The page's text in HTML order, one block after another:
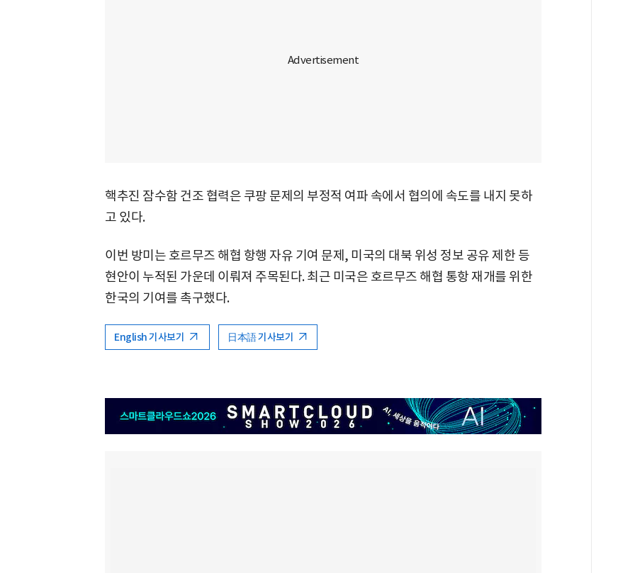
핵추진 잠수함 건조 협력은 쿠팡 문제의 부정적 여파 속에서 협의에 속도를 내지 못하
고 있다.
이번 방미는 호르무즈 해협 항행 자유 기여 문제, 미국의 대북 위성 정보 공유 제한 등
현안이 누적된 가운데 이뤄져 주목된다. 최근 미국은 호르무즈 해협 통항 재개를 위한
한국의 기여를 촉구했다.
English 기사보기 日本語 기사보기